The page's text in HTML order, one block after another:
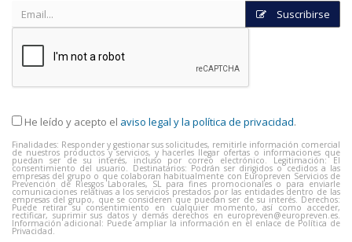
Suscribirse
He leído y acepto el aviso legal y la política de privacidad.
Finalidades: Responder y gestionar sus solicitudes, remitirle información comercial
de nuestros productos y servicios, y hacerles llegar ofertas o informaciones que
puedan ser de su interés, incluso por correo electrónico. Legitimación: El
consentimiento del usuario. Destinatarios: Podrán ser dirigidos o cedidos a las
empresas del grupo o que colaboran habitualmente con Europreven Servicios de
Prevención de Riesgos Laborales, SL para fines promocionales o para enviarle
comunicaciones relativas a los servicios prestados por las entidades dentro de las
empresas del grupo, que se consideren que puedan ser de su interés. Derechos:
Puede retirar su consentimiento en cualquier momento, así como acceder,
rectificar, suprimir sus datos y demás derechos en europreven@europreven.es.
Información adicional: Puede ampliar la información en el enlace de Política de
Privacidad.